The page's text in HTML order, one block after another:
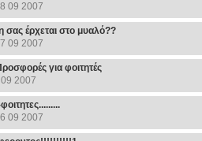
09 2007
σας έρχεται στο μυαλό??
09 2007
για φοιτητές
2007
09 2007